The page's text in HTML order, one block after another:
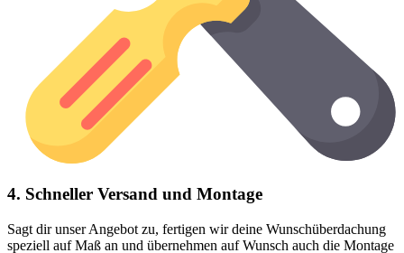
4. Schneller Versand und Montage
Sagt dir unser Angebot zu, fertigen wir deine Wunschüberdachung
speziell auf Maß an und übernehmen auf Wunsch auch die Montage